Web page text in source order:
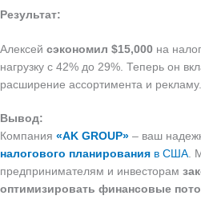
Результат:
Алексей сэкономил $15,000 на
нагрузку с 42% до 29%. Теперь он
расширение ассортимента и рекламу.
Вывод:
Компания «AK GROUP» – ваш
налогового планирования в США.
предпринимателям и инвесторам
оптимизировать финансовые